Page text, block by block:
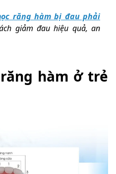
răng hàm bị đau phải
giảm đau hiệu quả, an
hàm ở trẻ